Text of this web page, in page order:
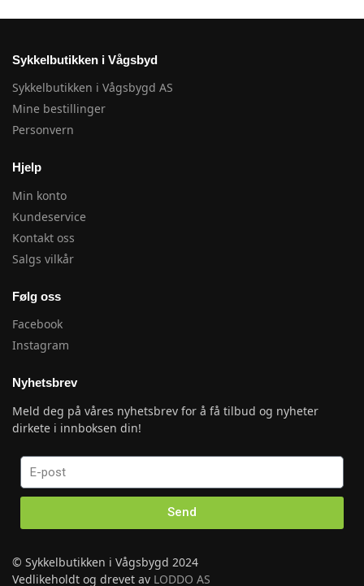
Sykkelbutikken i Vågsbyd
Sykkelbutikken i Vågsbygd AS
Mine bestillinger
Personvern
Hjelp
Min konto
Kundeservice
Kontakt oss
Salgs vilkår
Følg oss
Facebook
Instagram
Nyhetsbrev
Meld deg på våres nyhetsbrev for å få tilbud og nyheter
dirkete i innboksen din!
Send
© Sykkelbutikken i Vågsbygd 2024
Vedlikeholdt og drevet av LODDO AS